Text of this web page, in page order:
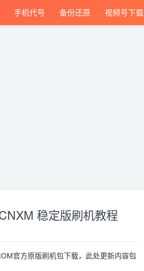
手机代号 备份还原 视频号下载
稳定版刷机教程
官方原版刷机包下载，此处更新内容包